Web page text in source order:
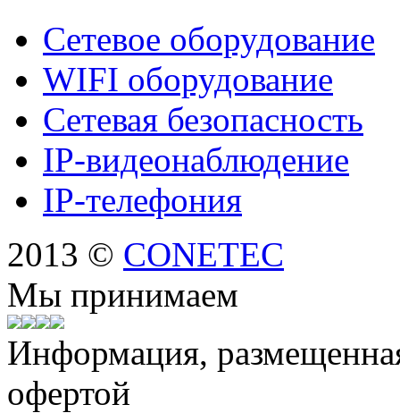
Сетевое оборудование
WIFI оборудование
Сетевая безопасность
IP-видеонаблюдение
IP-телефония
2013 © CONETEC
Мы принимаем
Информация,
офертой